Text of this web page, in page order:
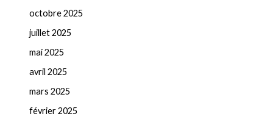
octobre 2025
juillet 2025
mai 2025
avril 2025
mars 2025
février 2025